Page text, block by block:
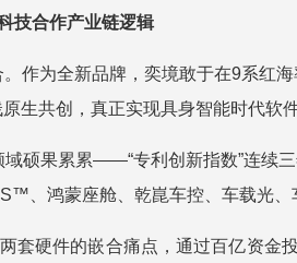
技合作产业链逻辑
作为全新品牌，奕境敢于在9系红
生共创，真正实现具身智能时代软
硕果累累——“专利创新指数”连续
、鸿蒙座舱、乾崑车控、车载光、
套硬件的嵌合痛点，通过百亿资